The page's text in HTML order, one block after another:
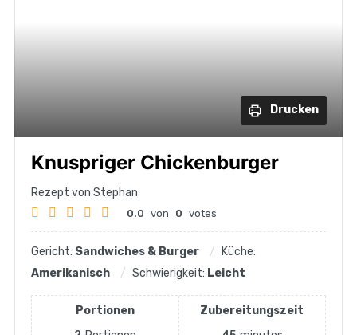
Drucken
Knuspriger Chickenburger
Rezept von Stephan
0.0 von 0 votes
Gericht: Sandwiches & Burger
Küche:
Amerikanisch
Schwierigkeit: Leicht
Portionen
Zubereitungszeit